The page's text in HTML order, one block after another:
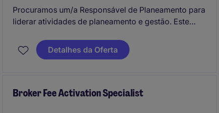
Procuramos um/a Responsável de Planeamento para
liderar atividades de planeamento e gestão. Este
coordenação dos processos numa empresa do setor
industrial e de manufatura.
Detalhes da Oferta
Broker Fee Activation Specialist